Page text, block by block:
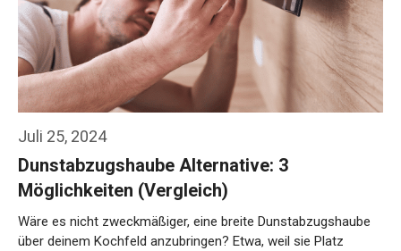
Juli 25, 2024
Dunstabzugshaube Alternative: 3
Möglichkeiten (Vergleich)
Wäre es nicht zweckmäßiger, eine breite Dunstabzugshaube
über deinem Kochfeld anzubringen? Etwa, weil sie Platz